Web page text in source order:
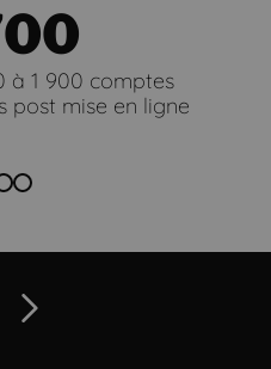
à 1 900 comptes
post mise en ligne